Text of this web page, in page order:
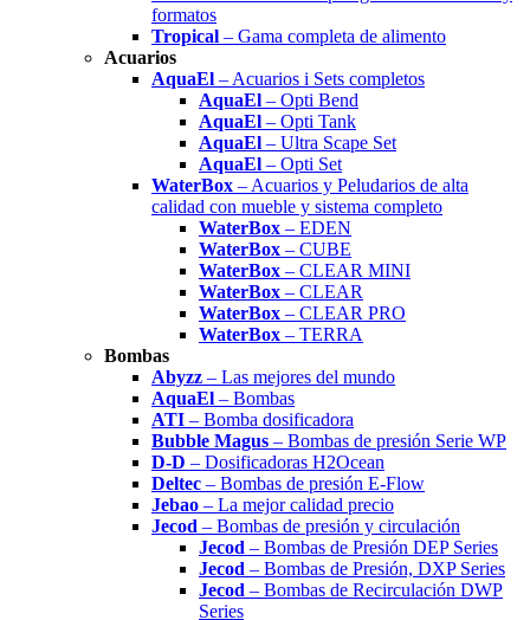
formatos
Tropical – Gama completa de alimento
Acuarios
AquaEl – Acuarios i Sets completos
AquaEl – Opti Bend
AquaEl – Opti Tank
AquaEl – Ultra Scape Set
AquaEl – Opti Set
WaterBox – Acuarios y Peludarios de alta
calidad con mueble y sistema completo
WaterBox – EDEN
WaterBox – CUBE
WaterBox – CLEAR MINI
WaterBox – CLEAR
WaterBox – CLEAR PRO
WaterBox – TERRA
Bombas
Abyzz – Las mejores del mundo
AquaEl – Bombas
ATI – Bomba dosificadora
Bubble Magus – Bombas de presión Serie WP
D-D – Dosificadoras H2Ocean
Deltec – Bombas de presión E-Flow
Jebao – La mejor calidad precio
Jecod – Bombas de presión y circulación
Jecod – Bombas de Presión DEP Series
Jecod – Bombas de Presión, DXP Series
Jecod – Bombas de Recirculación DWP
Series